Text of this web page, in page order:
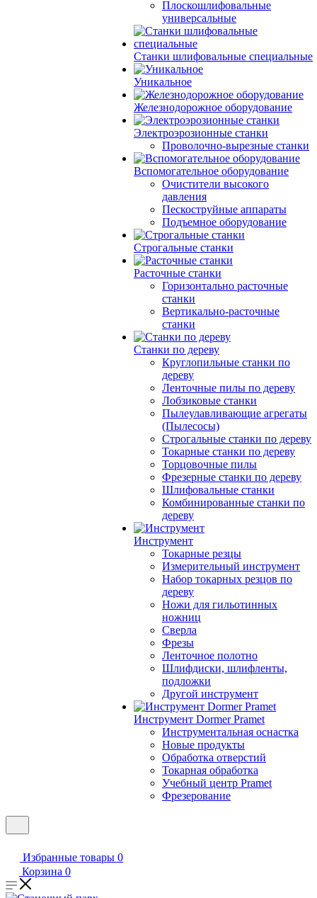
Плоскошлифовальные
универсальные
Станки шлифовальные специальные
Уникальное
Железнодорожное оборудование
Электроэрозионные станки
Проволочно-вырезные станки
Вспомогательное оборудование
Очистители высокого
давления
Пескоструйные аппараты
Подъемное оборудование
Строгальные станки
Расточные станки
Горизонтально расточные
станки
Вертикально-расточные
станки
Станки по дереву
Круглопильные станки по
дереву
Ленточные пилы по дереву
Лобзиковые станки
Пылеулавливающие агрегаты
(Пылесосы)
Строгальные станки по дереву
Токарные станки по дереву
Торцовочные пилы
Фрезерные станки по дереву
Шлифовальные станки
Комбинированные станки по
дереву
Инструмент
Токарные резцы
Измерительный инструмент
Набор токарных резцов по
дереву
Ножи для гильотинных
ножниц
Сверла
Фрезы
Ленточное полотно
Шлифдиски, шлифленты,
подложки
Другой инструмент
Инструмент Dormer Pramet
Инструментальная оснастка
Новые продукты
Обработка отверстий
Токарная обработка
Учебный центр Pramet
Фрезерование
Избранные товары 0
Корзина 0